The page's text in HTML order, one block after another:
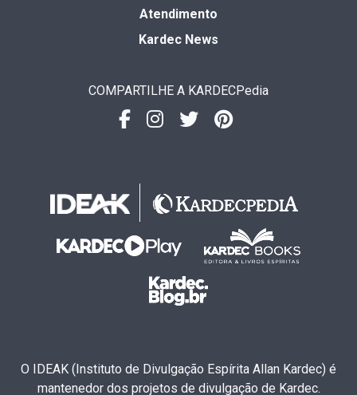
Atendimento
Kardec News
COMPARTILHE A KARDECPedia
O IDEAK (Instituto de Divulgação Espírita Allan Kardec) é
mantenedor dos projetos de divulgação de Kardec.